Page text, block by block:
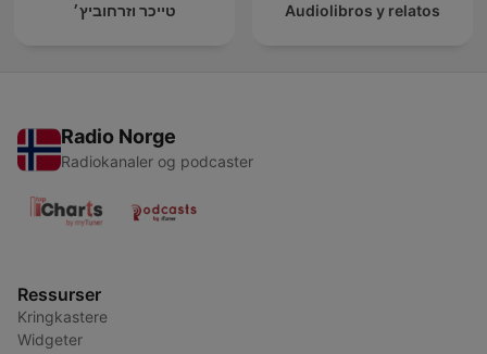
טייכר וזרחוביץ׳ Audiolibros y relatos
Radio Norge
Radiokanaler og podcaster
Ressurser
Kringkastere
Widgeter